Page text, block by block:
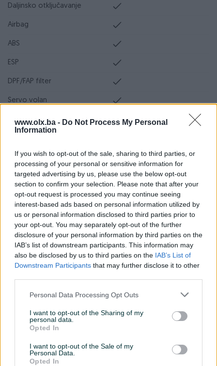
www.olx.ba - Do Not Process My Personal
Information
If you wish to opt-out of the sale, sharing to third parties, or
processing of your personal or sensitive information for
targeted advertising by us, please use the below opt-out
section to confirm your selection. Please note that after your
opt-out request is processed you may continue seeing
interest-based ads based on personal information utilized by
us or personal information disclosed to third parties prior to
your opt-out. You may separately opt-out of the further
disclosure of your personal information by third parties on the
IAB’s list of downstream participants. This information may
also be disclosed by us to third parties on the IAB’s List of
Downstream Participants that may further disclose it to other
Personal Data Processing Opt Outs
I want to opt-out of the Sharing of my
personal data.
Opted In
I want to opt-out of the Sale of my
Personal Data.
Opted In
Daljinsko otključavanje
Airbag
ABS
ESP
DPF/FAP filter
Servo volan
Turbo
Datum objave 07.08.2025
Oprema
Klimatizacija Dvozonska
Muzika/ozvučenje
Parking senzori Naprijed i nazad
Vrsta enterijera Koža
Metalik
Komande na volanu
Navigacija
Tempomat